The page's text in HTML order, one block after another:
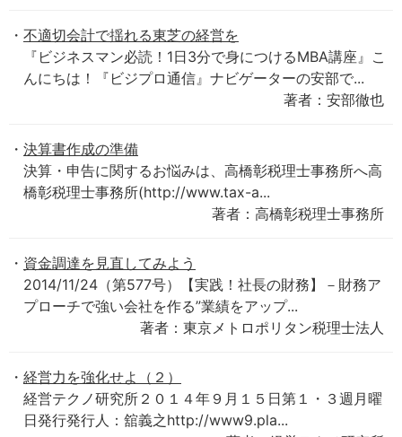
不適切会計で揺れる東芝の経営を
『ビジネスマン必読！1日3分で身につけるMBA講座』こ
んにちは！『ビジプロ通信』ナビゲーターの安部で...
著者：安部徹也
決算書作成の準備
決算・申告に関するお悩みは、高橋彰税理士事務所へ高
橋彰税理士事務所(http://www.tax-a...
著者：高橋彰税理士事務所
資金調達を見直してみよう
2014/11/24（第577号）【実践！社長の財務】－財務ア
プローチで強い会社を作る”業績をアップ...
著者：東京メトロポリタン税理士法人
経営力を強化せよ（２）
経営テクノ研究所２０１４年９月１５日第１・３週月曜
日発行発行人：舘義之http://www9.pla...